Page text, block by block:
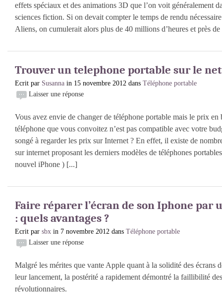
effets spéciaux et des animations 3D que l’on voit généralement
sciences fiction. Si on devait compter le temps de rendu
Aliens, on cumulerait alors plus de 40 millions d’heures et près
Trouver un telephone portable sur le
Ecrit par Susanna in 15 novembre 2012 dans Téléphone portable
Laisser une réponse
Vous avez envie de changer de téléphone portable mais le prix en
téléphone que vous convoitez n’est pas compatible avec votre
songé à regarder les prix sur Internet ? En effet, il existe de
sur internet proposant les derniers modèles de téléphones
nouvel iPhone ) [...]
Faire réparer l’écran de son Iphone par
: quels avantages ?
Ecrit par sbx in 7 novembre 2012 dans Téléphone portable
Laisser une réponse
Malgré les mérites que vante Apple quant à la solidité des écrans
leur lancement, la postérité a rapidement démontré la faillibilité
révolutionnaires.